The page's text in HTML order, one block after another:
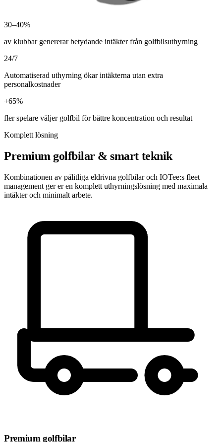
30–40%
av klubbar genererar betydande intäkter från golfbilsuthyrning
24/7
Automatiserad uthyrning ökar intäkterna utan extra
personalkostnader
+65%
fler spelare väljer golfbil för bättre koncentration och resultat
Komplett lösning
Premium golfbilar & smart teknik
Kombinationen av pålitliga eldrivna golfbilar och IOTee:s fleet
management ger er en komplett uthyrningslösning med maximala
intäkter och minimalt arbete.
Premium golfbilar